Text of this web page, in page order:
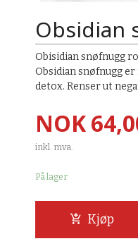
Obsidian
Obisidian snøfnugg
Obsidian snøfnugg
detox. Renser ut
Pris
NOK
inkl. mva.
På lager
Kjøp